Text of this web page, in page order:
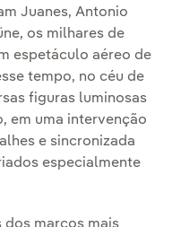
Juanes, Antonio
os milhares de
espetáculo aéreo de
tempo, no céu de
figuras luminosas
em uma intervenção
e sincronizada
especialmente